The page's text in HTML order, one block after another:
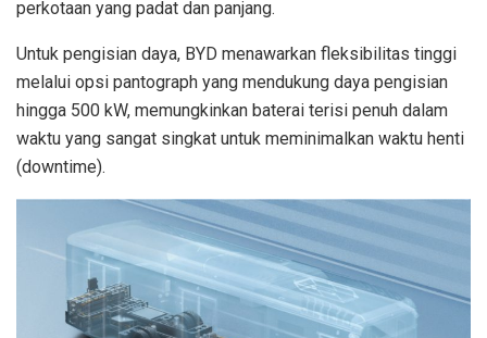
perkotaan yang padat dan panjang.
Untuk pengisian daya, BYD menawarkan fleksibilitas tinggi
melalui opsi pantograph yang mendukung daya pengisian
hingga 500 kW, memungkinkan baterai terisi penuh dalam
waktu yang sangat singkat untuk meminimalkan waktu henti
(downtime).